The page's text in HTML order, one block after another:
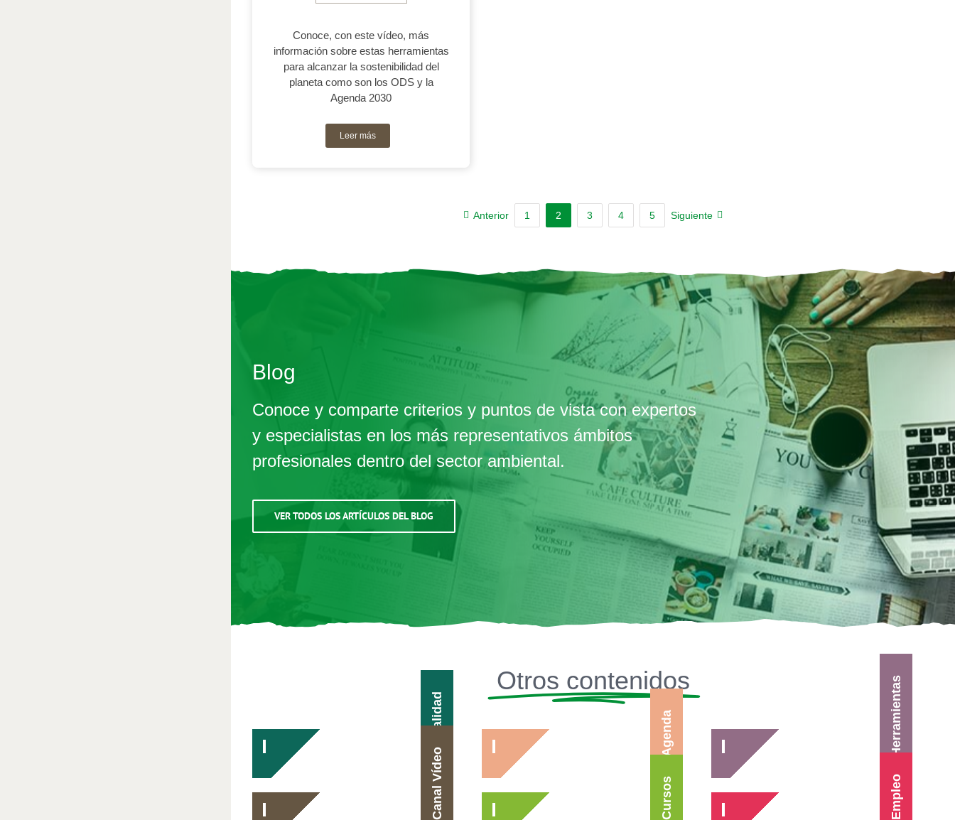
Conoce, con este vídeo, más
información sobre estas herramientas
para alcanzar la sostenibilidad del
planeta como son los ODS y la
Agenda 2030
Leer más
Anterior 1 2 3 4 5 Siguiente
Blog
Conoce y comparte criterios y puntos de vista con expertos
y especialistas en los más representativos ámbitos
profesionales dentro del sector ambiental.
VER TODOS LOS ARTÍCULOS DEL BLOG
Otros contenidos
Actualidad Agenda Herramientas
Canal Vídeo Cursos Empleo